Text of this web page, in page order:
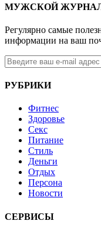
МУЖСКОЙ ЖУРНАЛ
Регулярно самые
информации на ваш
РУБРИКИ
Фитнес
Здоровье
Секс
Питание
Стиль
Деньги
Отдых
Персона
Новости
СЕРВИСЫ